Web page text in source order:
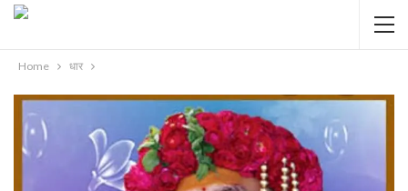
Home धार